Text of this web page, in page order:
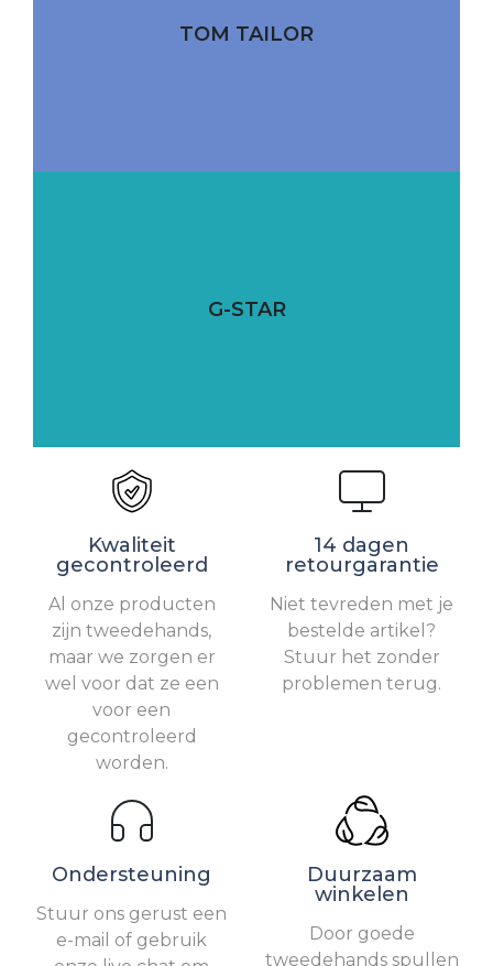
TOM TAILOR
G-STAR
Kwaliteit
gecontroleerd
Al onze producten
zijn tweedehands,
maar we zorgen er
wel voor dat ze een
voor een
gecontroleerd
worden.
14 dagen
retourgarantie
Niet tevreden met je
bestelde artikel?
Stuur het zonder
problemen terug.
Ondersteuning
Stuur ons gerust een
e-mail of gebruik
Duurzaam
winkelen
Door goede
tweedehands spullen